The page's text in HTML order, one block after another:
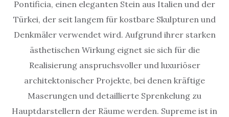
Pontificia, einen eleganten Stein aus Italien und der
Türkei, der seit langem für kostbare Skulpturen und
Denkmäler verwendet wird. Aufgrund ihrer starken
ästhetischen Wirkung eignet sie sich für die
Realisierung anspruchsvoller und luxuriöser
architektonischer Projekte, bei denen kräftige
Maserungen und detaillierte Sprenkelung zu
Hauptdarstellern der Räume werden. Supreme ist in